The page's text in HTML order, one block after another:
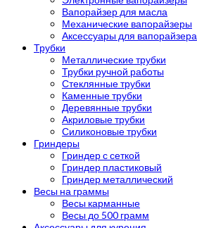
Вапорайзер для масла
Механические вапорайзеры
Аксессуары для вапорайзера
Трубки
Металлические трубки
Трубки ручной работы
Стеклянные трубки
Каменные трубки
Деревянные трубки
Акриловые трубки
Силиконовые трубки
Гриндеры
Гриндер с сеткой
Гриндер пластиковый
Гриндер металлический
Весы на граммы
Весы карманные
Весы до 500 грамм